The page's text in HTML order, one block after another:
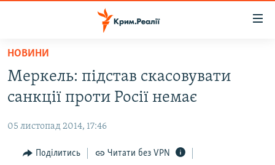
Перейти
основного
матеріалу
до
навігації
ВОДА.КРИМ
ВІДЕО ТА ФОТО
ПОЛІТИКА
БЛОГИ
НОВИНИ
Меркель: підстав скасовувати
санкції проти Росії немає
05 листопад 2014, 17:46
Поділитись Читати без VPN